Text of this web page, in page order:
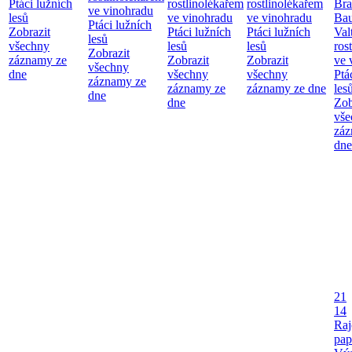
Ptáci lužních
lesů
Zobrazit
všechny
záznamy ze
dne
ve vinohradu
Ptáci lužních
lesů
Zobrazit
všechny
záznamy ze
dne
rostlinolékařem
ve vinohradu
Ptáci lužních
lesů
Zobrazit
všechny
záznamy ze
dne
rostlinolékařem
ve vinohradu
Ptáci lužních
lesů
Zobrazit
všechny
záznamy ze dne
ve
dne
21
14